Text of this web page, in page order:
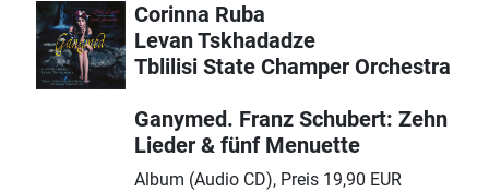
Corinna Ruba
Levan Tskhadadze
Tblilisi State Champer Orchestra
Ganymed. Franz Schubert: Zehn
Lieder & fünf Menuette
Album (Audio CD), Preis 19,90 EUR